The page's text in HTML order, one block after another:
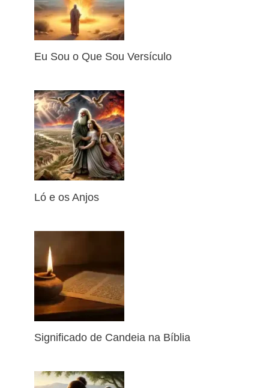
Eu Sou o Que Sou Versículo
Ló e os Anjos
Significado de Candeia na Bíblia